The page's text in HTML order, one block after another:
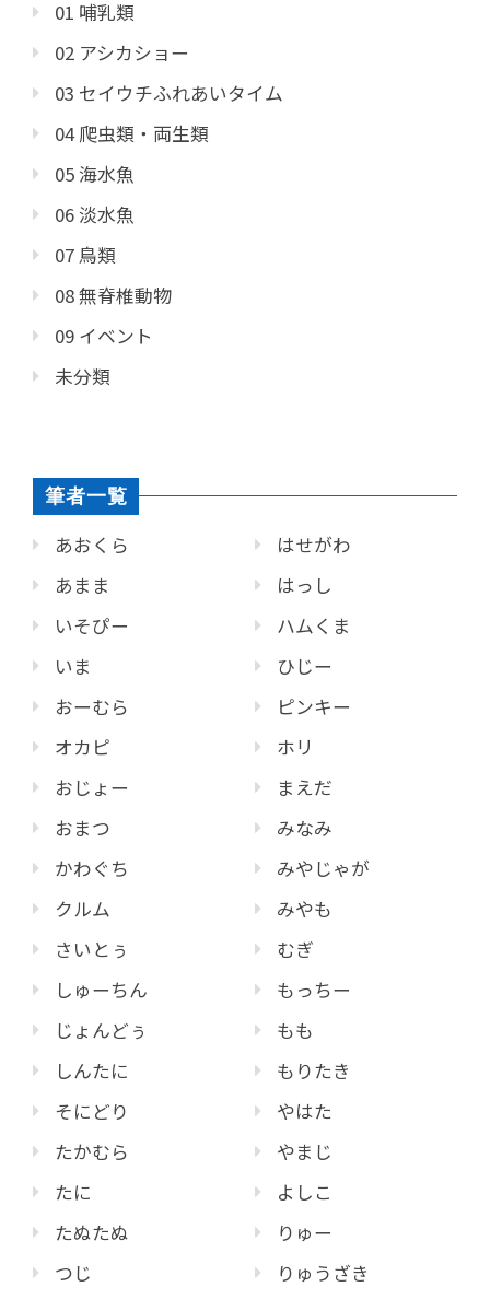
01 哺乳類
02 アシカショー
03 セイウチふれあいタイム
04 爬虫類・両生類
05 海水魚
06 淡水魚
07 鳥類
08 無脊椎動物
09 イベント
未分類
筆者一覧
あおくら
あまま
いそぴー
いま
おーむら
オカピ
おじょー
おまつ
かわぐち
クルム
さいとぅ
しゅーちん
じょんどぅ
しんたに
そにどり
たかむら
たに
たぬたぬ
つじ
はせがわ
はっし
ハムくま
ひじー
ピンキー
ホリ
まえだ
みなみ
みやじゃが
みやも
むぎ
もっちー
もも
もりたき
やはた
やまじ
よしこ
りゅー
りゅうざき